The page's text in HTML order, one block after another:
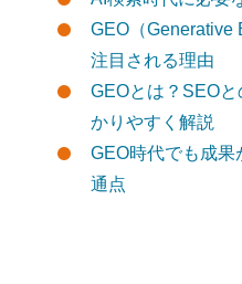
GEO（Generative
注目される理由
GEOとは？SEO
かりやすく解説
GEO時代でも成
通点